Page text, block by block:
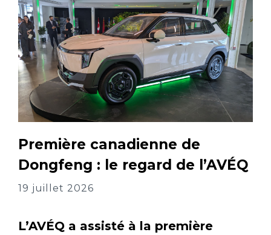
Première canadienne de
Dongfeng : le regard de l’AVÉQ
19 juillet 2026
L’AVÉQ a assisté à la première